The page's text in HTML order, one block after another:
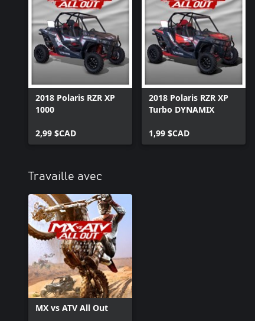
2018 Polaris RZR XP
1000
2,99 $CAD
2018 Polaris RZR XP
Turbo DYNAMIX
1,99 $CAD
Travaille avec
MX vs ATV All Out